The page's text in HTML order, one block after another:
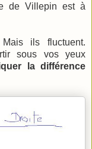
de Villepin est à
ils fluctuent.
sous vos yeux
la différence